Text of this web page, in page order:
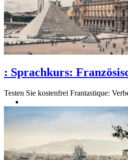
: Sprachkurs:
Testen Sie kostenfrei Frantastique: